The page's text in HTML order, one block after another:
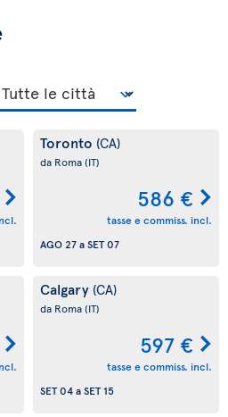
Toronto (CA)
da Roma(IT)
586 €
tasse e commiss. incl.
AGO 27aSET 07
Calgary (CA)
da Roma(IT)
597 €
tasse e commiss. incl.
SET 04aSET 15